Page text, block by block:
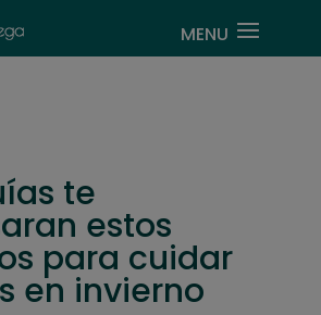
te
estos
para cuidar
en invierno